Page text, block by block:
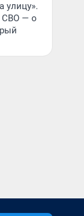
улицу».
СВО — о